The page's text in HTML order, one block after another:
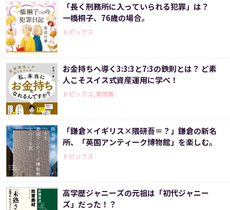
「長く刑務所に入っていられる犯罪」は？
一橋桐子、76歳の場合。
トピックス
お金持ちへ導く3:3:3と7:3の鉄則とは？ ど素
人こそスイス式資産運用に学べ！
トピックス,実用書
「鎌倉×イギリス×隈研吾＝？」鎌倉の新名
所、「英国アンティーク博物館」を楽しむ。
トピックス
高学歴ジャニーズの元祖は「初代ジャニー
ズ」だった！？